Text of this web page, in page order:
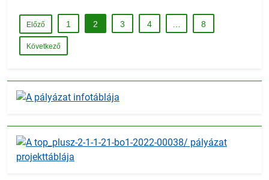
Előző 1 2 3 4 8
Következő